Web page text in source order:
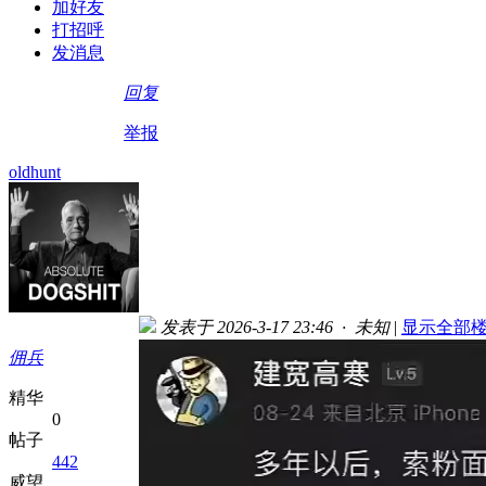
加好友
打招呼
发消息
回复
举报
oldhunt
佣兵
精华
0
帖子
442
威望
发表于 2026-3-17 23:46 · 未知 | 显示全部